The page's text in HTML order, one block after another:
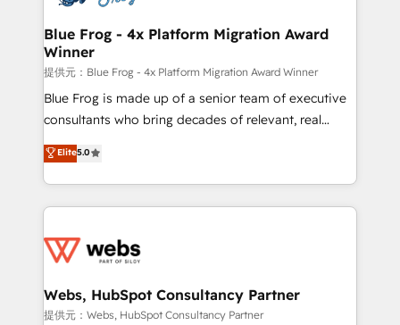
HubSpot set-up for better results 🌐 Website design
and build using HubSpot 🔌 Integrating HubSpot
with other systems 🎓 Training your teams to be
HubSpot pros 📊 Lead generation services using
HubSpot Why us? - SIX HubSpot Accreditations -
awarded by HubSpot after a rigorous process for
Migration, Custom Integration & Platform
Enablement -Onboarded over 500 businesses to
get more from your investment in HubSpot.
www.bbdboom.com
Blue Frog - 4x Platform Migration Award
Winner
提供元：Blue Frog - 4x Platform Migration Award Winner
Blue Frog is made up of a senior team of executive
consultants who bring decades of relevant, real
world experience to our client engagements. "Blue
Frog is a top, trusted partner in HubSpot's
ecosystem for a reason. Their team brings over a
decade of experience to the table, along with deep
for driving growth. They are committed to helping
their unique business needs. We are thrilled to have
Blue Frog in the HubSpot ecosystem leading the
Elite5.0
Webs, HubSpot Consultancy Partner
提供元：Webs, HubSpot Consultancy Partner